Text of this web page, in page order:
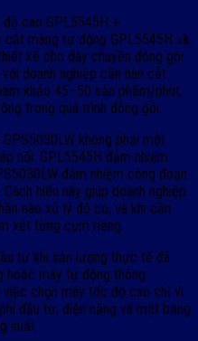
cao GPL5545H +
màng tự động GPL5545H và
kế cho dây chuyền đóng gói
doanh nghiệp cần hàn cắt
khảo 45–50 sản phẩm/phút,
trong quá trình đóng gói.
không phải một
nối: GPL5545H đảm nhiệm
đảm nhiệm công đoạn
hiểu này giúp doanh nghiệp
nào xử lý độ co, và khi cần
xét từng cụm riêng.
tư khi sản lượng thực tế đã
hoặc máy tự động thông
chọn máy tốc độ cao chỉ vì
đầu tư, điện năng và mặt bằng
suất.